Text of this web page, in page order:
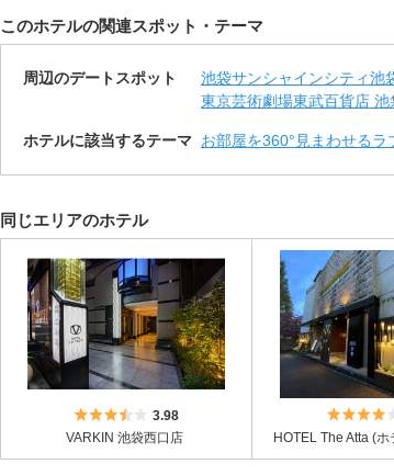
このホテルの関連スポット・テーマ
周辺のデートスポット 池袋サンシャインシティ池
東京芸術劇場東武百貨店 池
ホテルに該当するテーマ お部屋を360°見まわせるラ
同じエリアのホテル
5つ星のうち3.5
3.98
VARKIN 池袋西口店
HOTEL The Atta (